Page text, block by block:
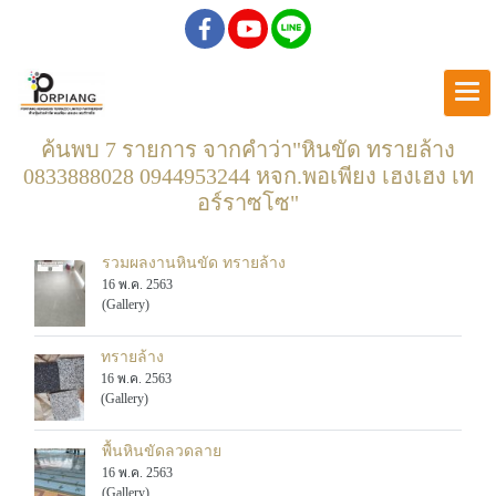
ค้นพบ 7 รายการ จากคำว่า"หินขัด ทรายล้าง
0833888028 0944953244 หจก.พอเพียง เฮงเฮง เท
อร์ราซโซ"
รวมผลงานหินขัด ทรายล้าง
16 พ.ค. 2563
(Gallery)
ทรายล้าง
16 พ.ค. 2563
(Gallery)
พื้นหินขัดลวดลาย
16 พ.ค. 2563
(Gallery)